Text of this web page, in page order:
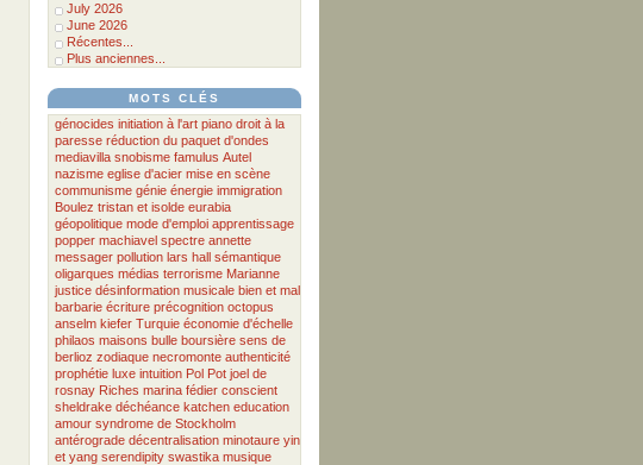
July 2026
June 2026
Récentes...
Plus anciennes...
MOTS CLÉS
génocides initiation à l'art piano droit à la
paresse réduction du paquet d'ondes
mediavilla snobisme famulus Autel
nazisme eglise d'acier mise en scène
communisme génie énergie immigration
Boulez tristan et isolde eurabia
géopolitique mode d'emploi apprentissage
popper machiavel spectre annette
messager pollution lars hall sémantique
oligarques médias terrorisme Marianne
justice désinformation musicale bien et mal
barbarie écriture précognition octopus
anselm kiefer Turquie économie d'échelle
philaos maisons bulle boursière sens de
berlioz zodiaque necromonte authenticité
prophétie luxe intuition Pol Pot joel de
rosnay Riches marina fédier conscient
sheldrake déchéance katchen education
amour syndrome de Stockholm
antérograde décentralisation minotaure yin
et yang serendipity swastika musique